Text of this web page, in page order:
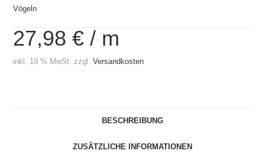
Vögeln
27,98€ / m
inkl. 19 % MwSt. zzgl.Versandkosten
BESCHREIBUNG
ZUSÄTZLICHE INFORMATIONEN